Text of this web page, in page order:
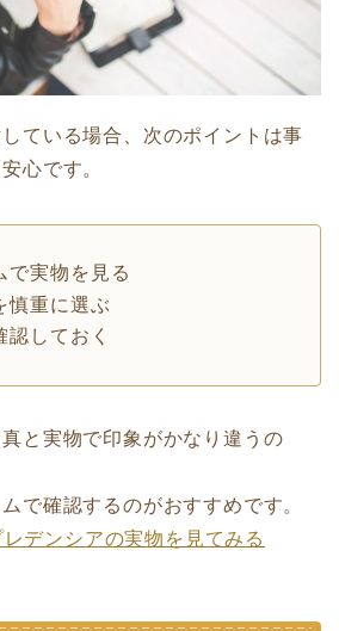
ている場合、次のポイントは事
心です。
で実物を見る
慎重に選ぶ
しておく
真と実物で印象がかなり違うの
で確認するのがおすすめです。
デンシアの実物を見てみる